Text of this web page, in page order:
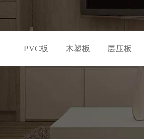
PVC板 木塑板 层压板